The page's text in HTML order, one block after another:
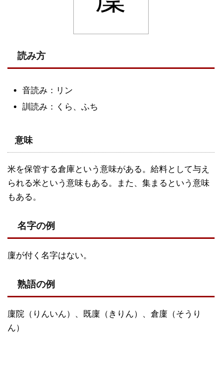
読み方
音読み：リン
訓読み：くら、ふち
意味
米を保管する倉庫という意味がある。給料として与え
られる米という意味もある。また、集まるという意味
もある。
名字の例
廩が付く名字はない。
熟語の例
廩院（りんいん）、既廩（きりん）、倉廩（そうり
ん）